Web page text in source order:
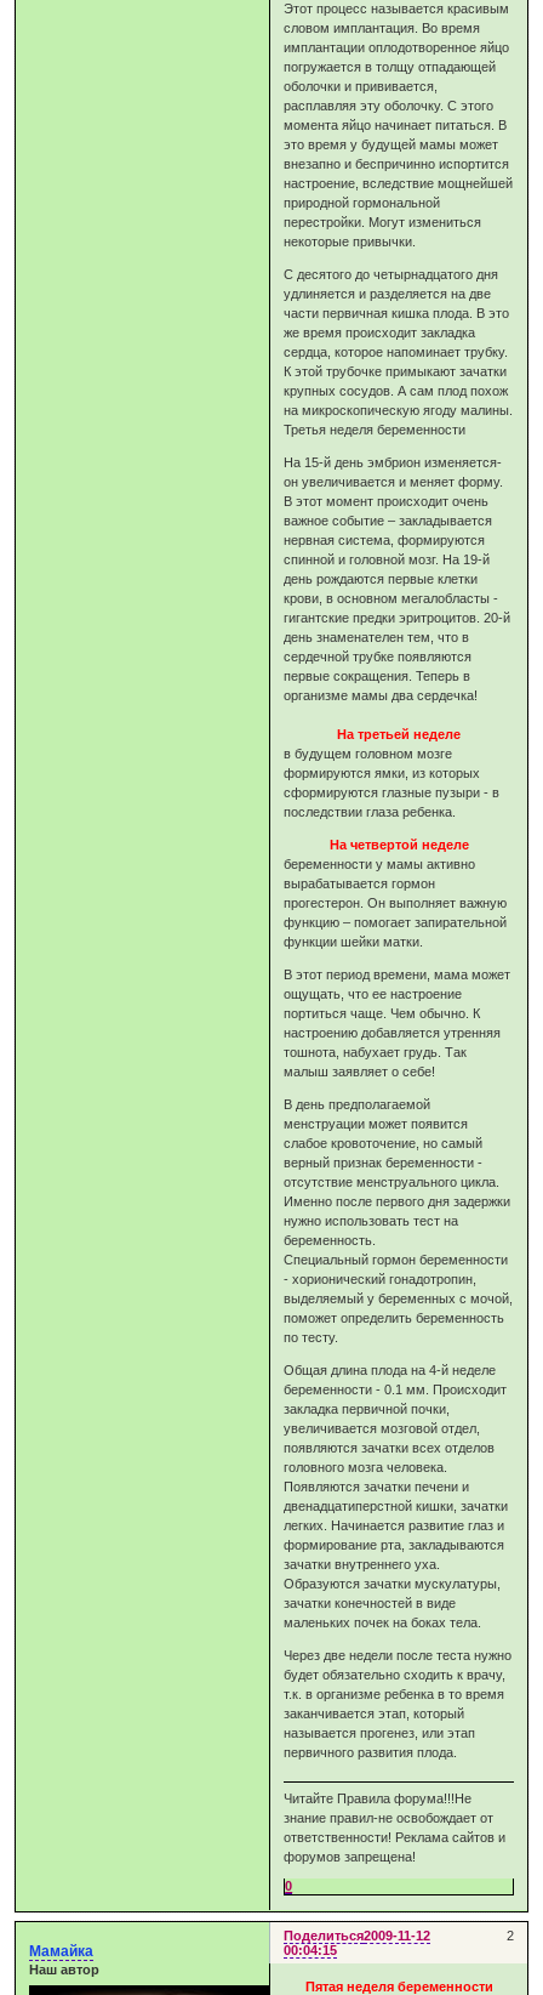
Этот процесс называется красивым
словом имплантация. Во время
имплантации оплодотворенное яйцо
погружается в толщу отпадающей
оболочки и прививается,
расплавляя эту оболочку. С этого
момента яйцо начинает питаться. В
это время у будущей мамы может
внезапно и беспричинно испортится
настроение, вследствие мощнейшей
природной гормональной
перестройки. Могут измениться
некоторые привычки.
С десятого до четырнадцатого дня
удлиняется и разделяется на две
части первичная кишка плода. В это
же время происходит закладка
сердца, которое напоминает трубку.
К этой трубочке примыкают зачатки
крупных сосудов. А сам плод похож
на микроскопическую ягоду малины.
Третья неделя беременности
На 15-й день эмбрион изменяется-
он увеличивается и меняет форму.
В этот момент происходит очень
важное событие – закладывается
нервная система, формируются
спинной и головной мозг. На 19-й
день рождаются первые клетки
крови, в основном мегалобласты -
гигантские предки эритроцитов. 20-й
день знаменателен тем, что в
сердечной трубке появляются
первые сокращения. Теперь в
организме мамы два сердечка!
На третьей неделе
в будущем головном мозге
формируются ямки, из которых
сформируются глазные пузыри - в
последствии глаза ребенка.
На четвертой неделе
беременности у мамы активно
вырабатывается гормон
прогестерон. Он выполняет важную
функцию – помогает запирательной
функции шейки матки.
В этот период времени, мама может
ощущать, что ее настроение
портиться чаще. Чем обычно. К
настроению добавляется утренняя
тошнота, набухает грудь. Так
малыш заявляет о себе!
В день предполагаемой
менструации может появится
слабое кровоточение, но самый
верный признак беременности -
отсутствие менструального цикла.
Именно после первого дня задержки
нужно использовать тест на
беременность.
Специальный гормон беременности
- хорионический гонадотропин,
выделяемый у беременных с мочой,
поможет определить беременность
по тесту.
Общая длина плода на 4-й неделе
беременности - 0.1 мм. Происходит
закладка первичной почки,
увеличивается мозговой отдел,
появляются зачатки всех отделов
головного мозга человека.
Появляются зачатки печени и
двенадцатиперстной кишки, зачатки
легких. Начинается развитие глаз и
формирование рта, закладываются
зачатки внутреннего уха.
Образуются зачатки мускулатуры,
зачатки конечностей в виде
маленьких почек на боках тела.
Через две недели после теста нужно
будет обязательно сходить к врачу,
т.к. в организме ребенка в то время
заканчивается этап, который
называется прогенез, или этап
первичного развития плода.
Читайте Правила форума!!!Не
знание правил-не освобождает от
ответственности! Реклама сайтов и
форумов запрещена!
0
Поделиться 2
2009-11-12
00:04:15
Мамайка
Наш автор
Пятая неделя беременности